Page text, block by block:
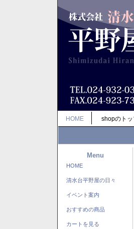
HOME shopのトッ
Menu
HOME
清水台平野屋の日々
イベント案内
おすすめの商品
カートを見る